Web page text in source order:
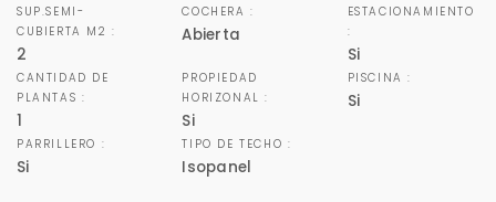
SUP.SEMI-
CUBIERTA M2 :
2
COCHERA :
Abierta
ESTACIONAMIENTO
:
Si
CANTIDAD DE
PLANTAS :
1
PROPIEDAD
HORIZONAL :
Si
PISCINA :
Si
PARRILLERO :
Si
TIPO DE TECHO :
Isopanel